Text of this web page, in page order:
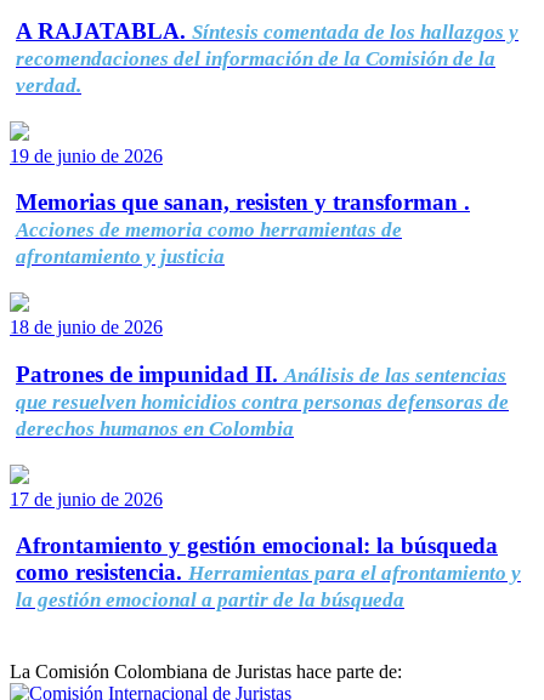
A RAJATABLA. Síntesis comentada de los hallazgos y
recomendaciones del información de la Comisión de la
verdad.
19 de junio de 2026
Memorias que sanan, resisten y transforman .
Acciones de memoria como herramientas de
afrontamiento y justicia
18 de junio de 2026
Patrones de impunidad II. Análisis de las sentencias
que resuelven homicidios contra personas defensoras de
derechos humanos en Colombia
17 de junio de 2026
Afrontamiento y gestión emocional: la búsqueda
como resistencia. Herramientas para el afrontamiento y
la gestión emocional a partir de la búsqueda
La Comisión Colombiana de Juristas hace parte de: